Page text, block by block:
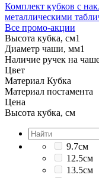
Комплект кубков с
металлическими
Все промо-акции
Высота кубка, см1
Диаметр чаши, мм1
Наличие ручек на
Цвет
Материал Кубка
Материал постамента
Цена
Высота кубка, см
9.7см
12.5см
13.5см